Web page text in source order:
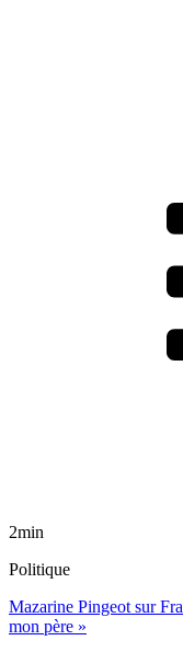
2min
Politique
Mazarine Pingeot sur
mon père »